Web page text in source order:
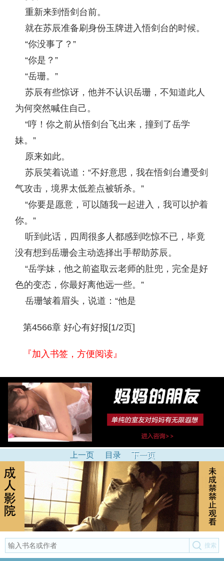
重新来到悟剑台前。
就在苏辰准备刷身份玉牌进入悟剑台的时候。
“你没事了？”
“你是？”
“岳珊。”
苏辰有些惊讶，他并不认识岳珊，不知道此人
为何突然喊住自己。
“哼！你之前从悟剑台飞出来，撞到了岳学
妹。”
原来如此。
苏辰笑着说道：“不好意思，我在悟剑台遭受剑
气攻击，境界太低差点被斩杀。”
“你要是愿意，可以随我一起进入，我可以护着
你。”
听到此话，四周很多人都感到吃惊不已，毕竟
没有想到岳珊会主动选择出手帮助苏辰。
“岳学妹，他之前盗取云老师的肚兜，完全是好
色的变态，你最好离他远一些。”
岳珊皱着眉头，说道：“他是
第4566章 好心有好报[1/2页]
『加入书签，方便阅读』
上一页 目录 下一页